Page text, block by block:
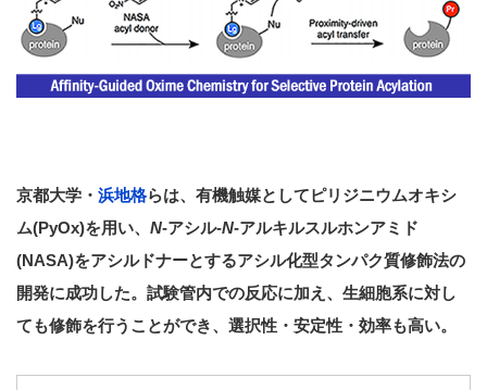
京都大学・ 浜地格らは、有機触媒としてピリジニウムオキシ
ム(PyOx)を用い、 N-アシル-N-アルキルスルホンアミド
(NASA)をアシルドナーとするアシル化型タンパク質修飾法の
開発に成功した。試験管内での反応に加え、生細胞系に対し
ても修飾を行うことができ、選択性・安定性・効率も高い。